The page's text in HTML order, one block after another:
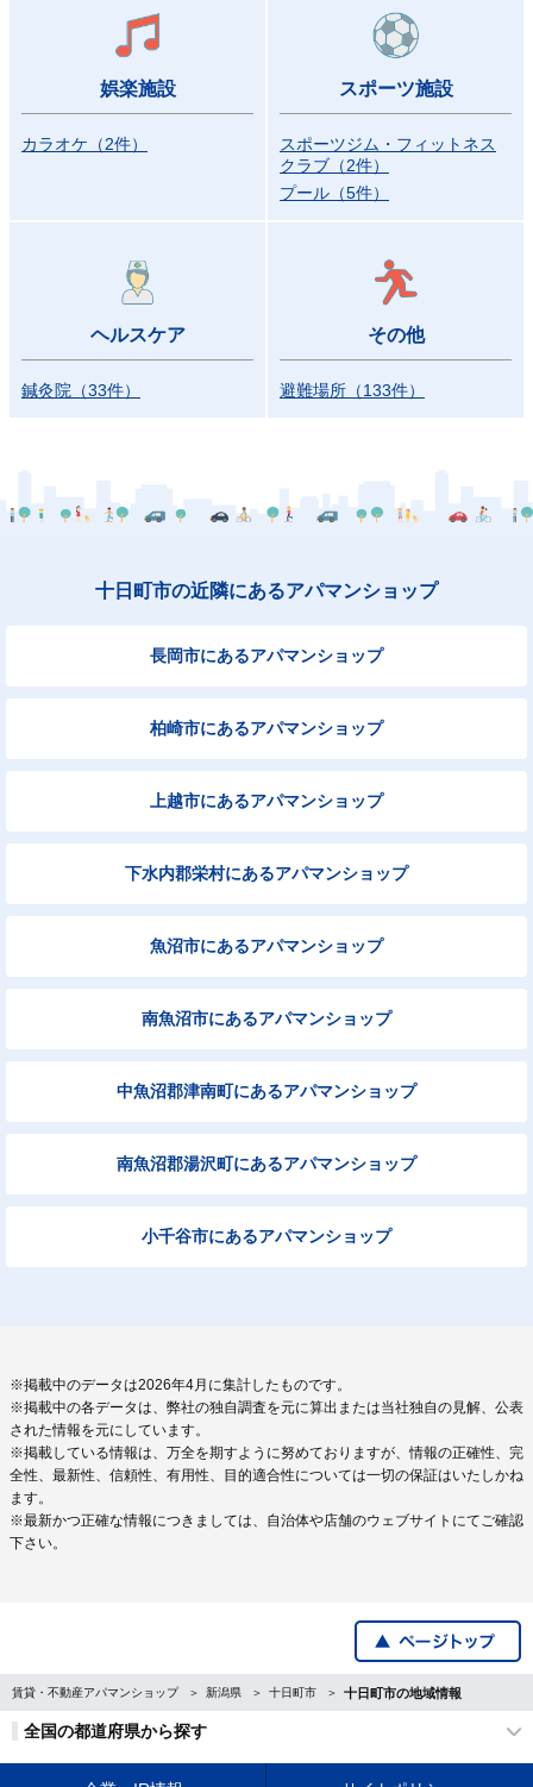
娯楽施設
カラオケ （2件）
スポーツ施設
スポーツジム・フィットネス
クラブ （2件）
プール （5件）
ヘルスケア
鍼灸院 （33件）
その他
避難場所 （133件）
十日町市の近隣にあるアパマンショップ
長岡市にあるアパマンショップ
柏崎市にあるアパマンショップ
上越市にあるアパマンショップ
下水内郡栄村にあるアパマンショップ
魚沼市にあるアパマンショップ
南魚沼市にあるアパマンショップ
中魚沼郡津南町にあるアパマンショップ
南魚沼郡湯沢町にあるアパマンショップ
小千谷市にあるアパマンショップ
※掲載中のデータは2026年4月に集計したものです。
※掲載中の各データは、弊社の独自調査を元に算出または当社独自の見解、公表
された情報を元にしています。
※掲載している情報は、万全を期すように努めておりますが、情報の正確性、完
全性、最新性、信頼性、有用性、目的適合性については一切の保証はいたしかね
ます。
※最新かつ正確な情報につきましては、自治体や店舗のウェブサイトにてご確認
下さい。
賃貸・不動産アパマンショップ 新潟県 十日町市 十日町市の地域情報
全国の都道府県から探す